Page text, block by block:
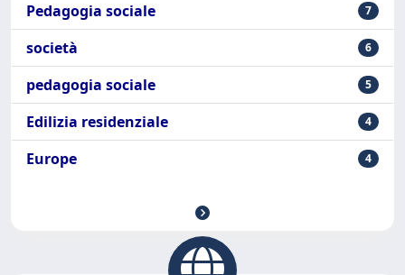
Pedagogia sociale 7
società 6
pedagogia sociale 5
Edilizia residenziale 4
Europe 4